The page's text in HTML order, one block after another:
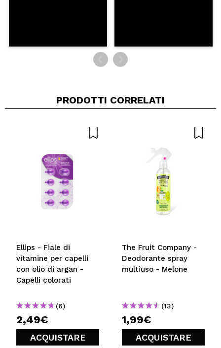
PRODOTTI CORRELATI
Ellips - Fiale di
vitamine per capelli
con olio di argan -
Capelli colorati
(6)
2,49€
ACQUISTARE
The Fruit Company -
Deodorante spray
multiuso - Melone
(13)
1,99€
ACQUISTARE